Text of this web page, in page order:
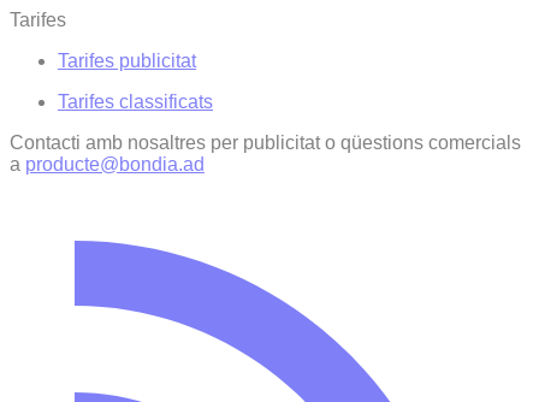
Tarifes
Tarifes publicitat
Tarifes classificats
Contacti amb nosaltres per publicitat o qüestions comercials
a producte@bondia.ad